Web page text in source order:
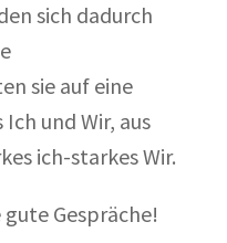
sich dadurch
sie auf eine
und Wir, aus
ich-starkes Wir.
Gespräche!